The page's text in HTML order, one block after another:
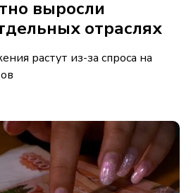
выросли
отраслях
растут из-за спроса на